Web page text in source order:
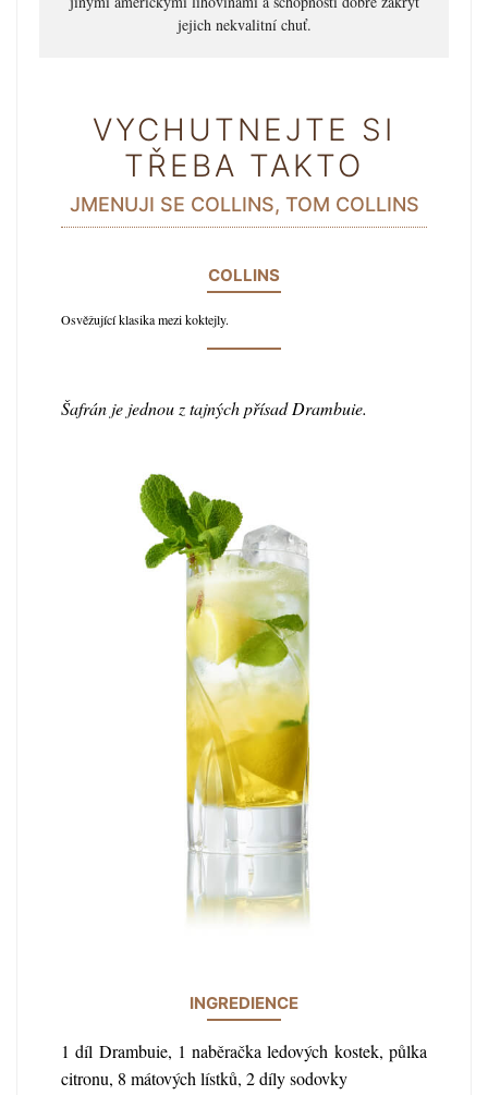
jejich nekvalitní chuť.
VYCHUTNEJTE SI
TŘEBA TAKTO
JMENUJI SE COLLINS, TOM COLLINS
COLLINS
Osvěžující klasika mezi koktejly.
Šafrán je jednou z tajných přísad Drambuie.
INGREDIENCE
1 díl Drambuie, 1 naběračka ledových kostek, půlka
citronu, 8 mátových lístků, 2 díly sodovky